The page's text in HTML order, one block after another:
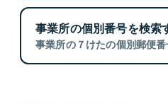
事業所の個別番号を検索
事業所の７けたの個別郵便番